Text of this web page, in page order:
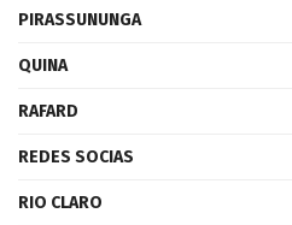
PIRASSUNUNGA
QUINA
RAFARD
REDES SOCIAS
RIO CLARO